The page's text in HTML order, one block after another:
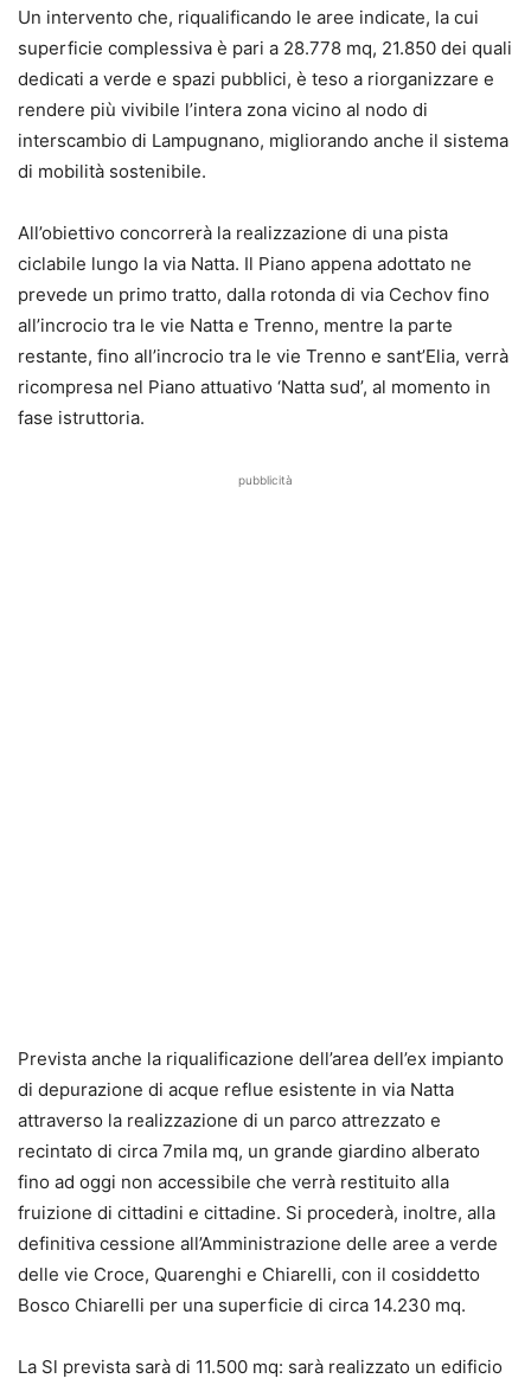
Un intervento che, riqualificando le aree indicate, la cui
superficie complessiva è pari a 28.778 mq, 21.850 dei quali
dedicati a verde e spazi pubblici, è teso a riorganizzare e
rendere più vivibile l’intera zona vicino al nodo di
interscambio di Lampugnano, migliorando anche il sistema
di mobilità sostenibile.
All’obiettivo concorrerà la realizzazione di una pista
ciclabile lungo la via Natta. Il Piano appena adottato ne
prevede un primo tratto, dalla rotonda di via Cechov fino
all’incrocio tra le vie Natta e Trenno, mentre la parte
restante, fino all’incrocio tra le vie Trenno e sant’Elia, verrà
ricompresa nel Piano attuativo ‘Natta sud’, al momento in
fase istruttoria.
pubblicità
Prevista anche la riqualificazione dell’area dell’ex impianto
di depurazione di acque reflue esistente in via Natta
attraverso la realizzazione di un parco attrezzato e
recintato di circa 7mila mq, un grande giardino alberato
fino ad oggi non accessibile che verrà restituito alla
fruizione di cittadini e cittadine. Si procederà, inoltre, alla
definitiva cessione all’Amministrazione delle aree a verde
delle vie Croce, Quarenghi e Chiarelli, con il cosiddetto
Bosco Chiarelli per una superficie di circa 14.230 mq.
La Sl prevista sarà di 11.500 mq: sarà realizzato un edificio